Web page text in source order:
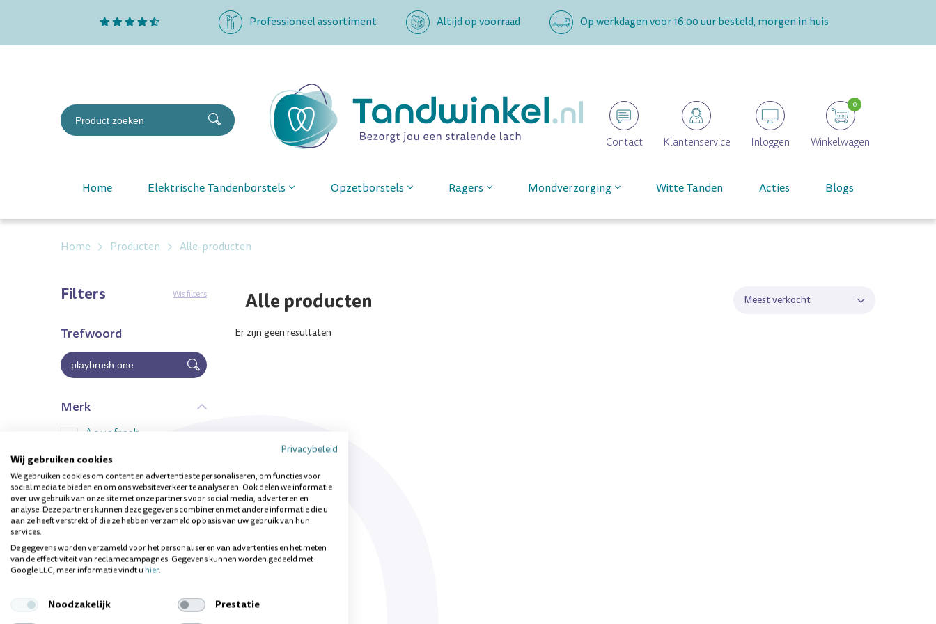
Professioneel assortiment Altijd op voorraad Op werkdagen voor 16.00 uur besteld, morgen in huis
Contact Klantenservice Inloggen Winkelwagen
0
Home Elektrische Tandenborstels Opzetborstels Ragers Mondverzorging Witte Tanden Acties Blogs
Home Producten Alle-producten
Filters Wis filters
Trefwoord
Merk
Aquafresh
Bausch
Bluem
Boombrush
Brush it
Cavex
Clinomyn
Colgate
Toon meer
Groepen
Alle producten Meest verkocht
Er zijn geen resultaten
Privacybeleid
Wij gebruiken cookies
We gebruiken cookies om content en advertenties te personaliseren, om functies voor
social media te bieden en om ons websiteverkeer te analyseren. Ook delen we informatie
over uw gebruik van onze site met onze partners voor social media, adverteren en
analyse. Deze partners kunnen deze gegevens combineren met andere informatie die u
aan ze heeft verstrekt of die ze hebben verzameld op basis van uw gebruik van hun
services.
De gegevens worden verzameld voor het personaliseren van advertenties en het meten
van de effectiviteit van reclamecampagnes. Gegevens kunnen worden gedeeld met
Google LLC, meer informatie vindt uhier.
Noodzakelijk
Prestatie